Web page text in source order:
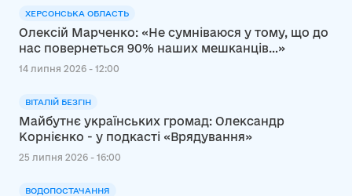
ХЕРСОНСЬКА ОБЛАСТЬ
Олексій Марченко: «Не сумніваюся у тому, що до
нас повернеться 90% наших мешканців…»
14 липня 2026 - 12:00
ВІТАЛІЙ БЕЗГІН
Майбутнє українських громад: Олександр
Корнієнко - у подкасті «Врядування»
25 липня 2026 - 16:00
ВОДОПОСТАЧАННЯ